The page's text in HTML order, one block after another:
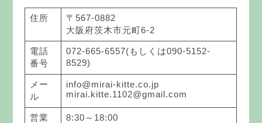
住所
〒567-0882
大阪府茨木市元町6-2
電話
番号
072-665-6557(もしくは090-5152-
8529)
メー
ル
info@mirai-kitte.co.jp
mirai.kitte.1102@gmail.com
営業
8:30～18:00